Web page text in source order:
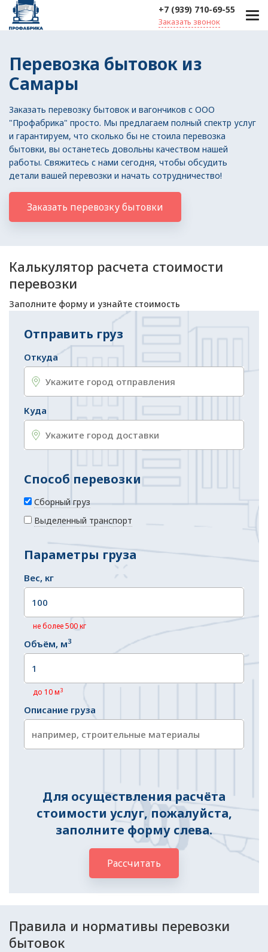
+7 (939) 710-69-55
Заказать звонок
Перевозка бытовок из
Самары
Заказать перевозку бытовок и вагончиков с ООО
"Профабрика" просто. Мы предлагаем полный спектр услуг
и гарантируем, что сколько бы не стоила перевозка
бытовки, вы останетесь довольны качеством нашей
работы. Свяжитесь с нами сегодня, чтобы обсудить
детали вашей перевозки и начать сотрудничество!
Заказать перевозку бытовки
Калькулятор расчета стоимости
перевозки
Заполните форму и узнайте стоимость
Отправить груз
Откуда
Куда
Способ перевозки
Сборный груз
Выделенный транспорт
Параметры груза
Вес, кг
не более 500 кг
Объём, м3
до 10 м3
Описание груза
Для осуществления расчёта
стоимости услуг, пожалуйста,
заполните форму слева.
Рассчитать
Правила и нормативы перевозки
бытовок